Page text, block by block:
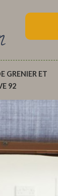
GRENIER ET
92